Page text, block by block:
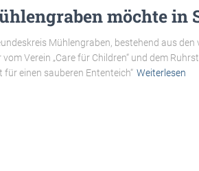
möchte in
Mühlengraben, bestehend aus den
Verein „Care für Children“ und dem
einen sauberen Ententeich“ Weiterlesen